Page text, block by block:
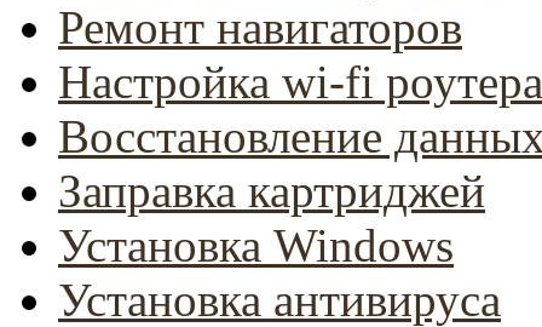
Ремонт навигаторов
Настройка wi-fi роутера
Восстановление
Заправка картриджей
Установка Windows
Установка антивируса